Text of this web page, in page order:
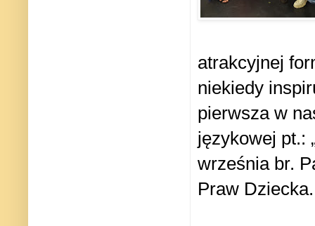
atrakcyjnej
niekiedy
pierwsza w
językowej pt.:
września br.
Praw Dziecka.